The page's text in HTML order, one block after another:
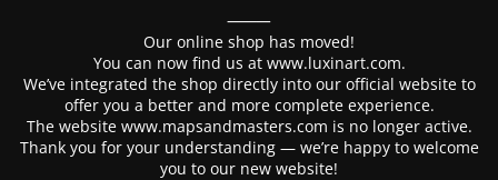
⸻
Our online shop has moved!
You can now find us at www.luxinart.com.
We’ve integrated the shop directly into our official website to
offer you a better and more complete experience.
The website www.mapsandmasters.com is no longer active.
Thank you for your understanding — we’re happy to welcome
you to our new website!